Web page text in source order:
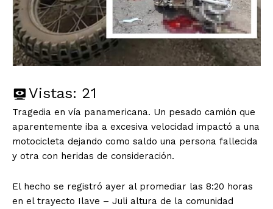
Vistas: 21
Tragedia en vía panamericana. Un pesado camión que
aparentemente iba a excesiva velocidad impactó a una
motocicleta dejando como saldo una persona fallecida
y otra con heridas de consideración.
El hecho se registró ayer al promediar las 8:20 horas
en el trayecto Ilave – Juli altura de la comunidad